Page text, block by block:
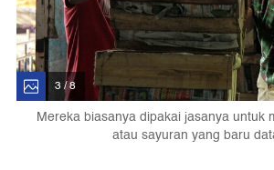
3 / 8
Mereka biasanya dipakai jasanya untuk
atau sayuran yang baru